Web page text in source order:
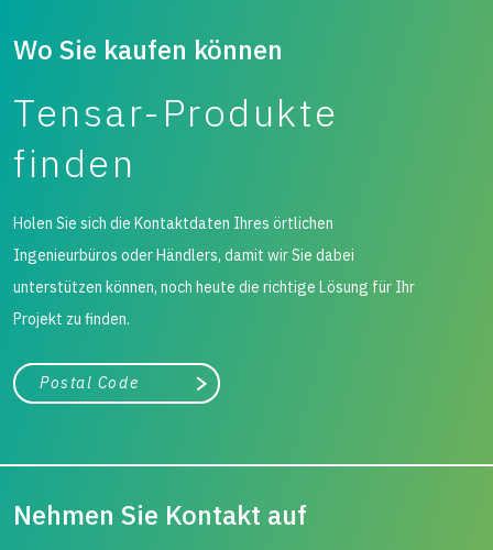
Wo Sie kaufen können
Tensar-Produkte
finden
Holen Sie sich die Kontaktdaten Ihres örtlichen
Ingenieurbüros oder Händlers, damit wir Sie dabei
unterstützen können, noch heute die richtige Lösung für Ihr
Projekt zu finden.
Stadt, Bundesland
Suche
Nehmen Sie Kontakt auf